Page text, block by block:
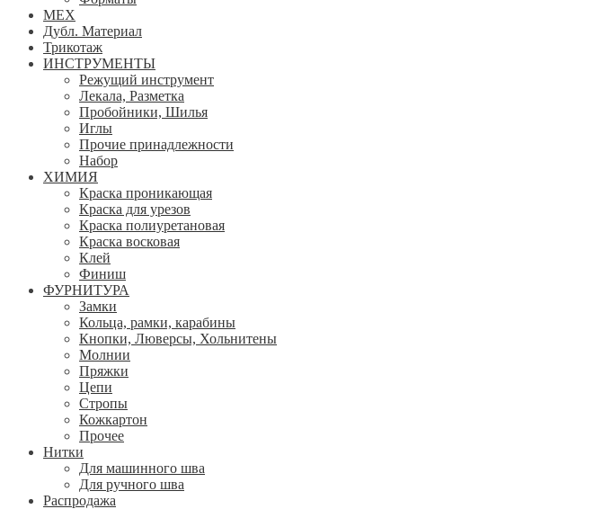
МЕХ
Дубл. Материал
Трикотаж
ИНСТРУМЕНТЫ
Режущий инструмент
Лекала, Разметка
Пробойники, Шилья
Иглы
Прочие принадлежности
Набор
ХИМИЯ
Краска проникающая
Краска для урезов
Краска полиуретановая
Краска восковая
Клей
Финиш
ФУРНИТУРА
Замки
Кольца, рамки, карабины
Кнопки, Люверсы, Хольнитены
Молнии
Пряжки
Цепи
Стропы
Кожкартон
Прочее
Нитки
Для машинного шва
Для ручного шва
Распродажа